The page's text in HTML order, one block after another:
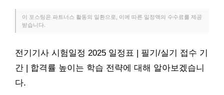
이 포스팅은 파트너스 활동의 일환으로, 이에 따른 일정액의 수수료를 제공
받습니다.
전기기사 시험일정 2025 일정표 | 필기/실기 접수 기
간 | 합격률 높이는 학습 전략에 대해 알아보겠습니
다.